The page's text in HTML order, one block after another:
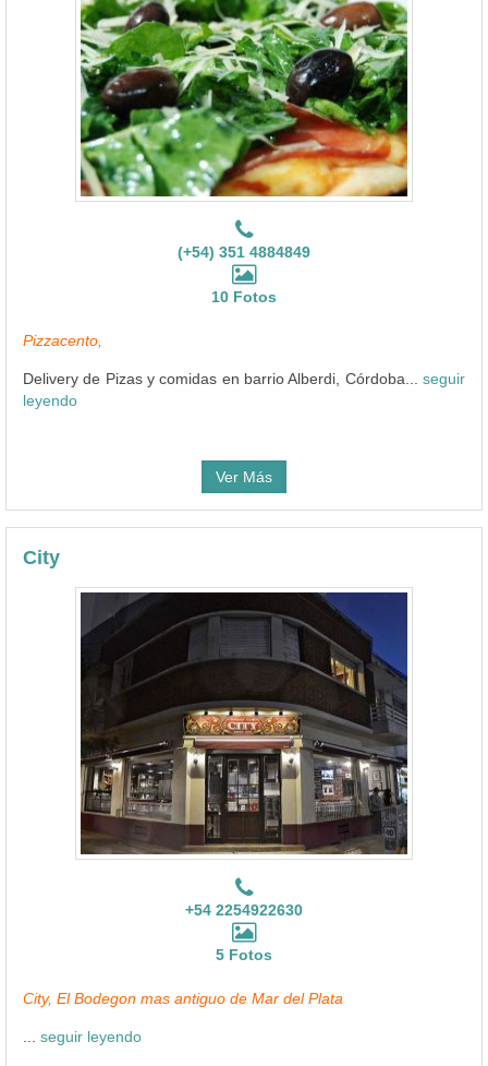
(+54) 351 4884849
10 Fotos
Pizzacento,
Delivery de Pizas y comidas en barrio Alberdi, Córdoba... seguir
leyendo
Ver Más
City
+54 2254922630
5 Fotos
City, El Bodegon mas antiguo de Mar del Plata
seguir leyendo